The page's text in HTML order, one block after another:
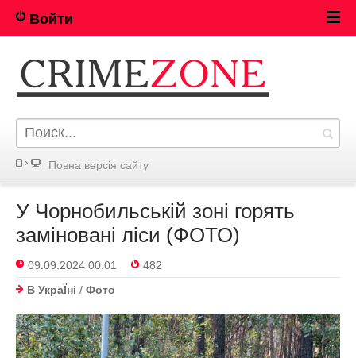
Войти
Повна версія сайту
У Чорнобильській зоні горять
заміновані ліси (ФОТО)
09.09.2024 00:01
482
В УкраЇнi / Фото